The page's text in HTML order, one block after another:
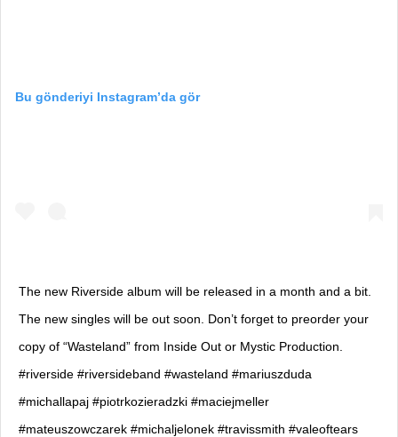
Bu gönderiyi Instagram’da gör
The new Riverside album will be released in a month and a bit.
The new singles will be out soon. Don’t forget to preorder your
copy of “Wasteland” from Inside Out or Mystic Production.
#riverside #riversideband #wasteland #mariuszduda
#michallapaj #piotrkozieradzki #maciejmeller
#mateuszowczarek #michaljelonek #travissmith #valeoftears